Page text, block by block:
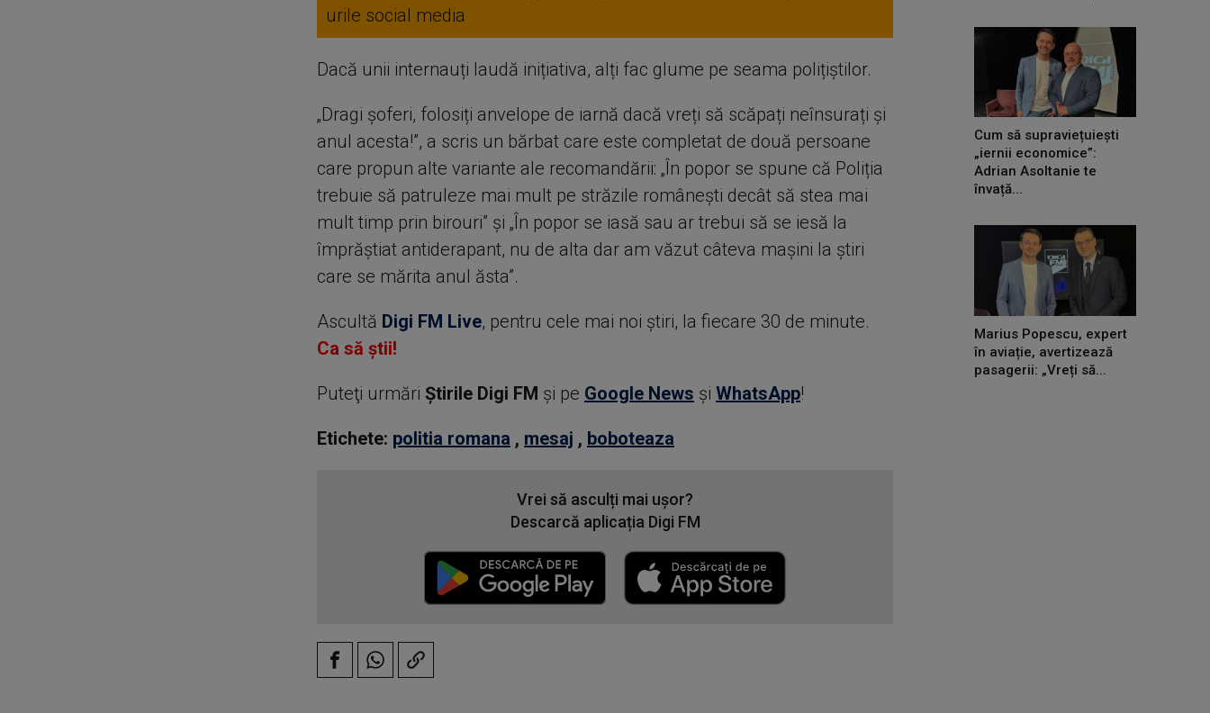
urile social media
Dacă unii internauți laudă inițiativa, alți fac glume pe seama polițiștilor.
„Dragi șoferi, folosiți anvelope de iarnă dacă vreți să scăpați neînsurați și
anul acesta!”, a scris un bărbat care este completat de două persoane
care propun alte variante ale recomandării: „În popor se spune că Poliția
trebuie să patruleze mai mult pe străzile româneşti decât să stea mai
mult timp prin birouri” și „În popor se iasă sau ar trebui să se iesă la
împrăștiat antiderapant, nu de alta dar am văzut câteva mașini la știri
care se mărita anul ăsta”.
Ascultă Digi FM Live, pentru cele mai noi știri, la fiecare 30 de minute.
Ca să știi!
Puteţi urmări Știrile Digi FM şi pe Google News şi WhatsApp!
Etichete: politia romana , mesaj , boboteaza
Vrei să asculți mai ușor?
Descarcă aplicația Digi FM
Cum să supraviețuiești
„iernii economice”:
Adrian Asoltanie te
învață...
Marius Popescu, expert
în aviație, avertizează
pasagerii: „Vreți să...